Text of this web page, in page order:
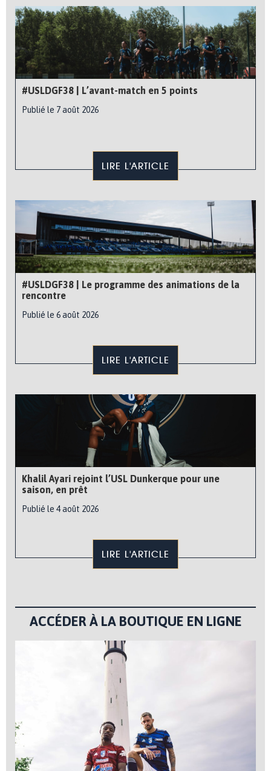
#USLDGF38 | L’avant-match en 5 points
Publié le 7 août 2026
LIRE L'ARTICLE
#USLDGF38 | Le programme des animations de la
rencontre
Publié le 6 août 2026
LIRE L'ARTICLE
Khalil Ayari rejoint l’USL Dunkerque pour une
saison, en prêt
Publié le 4 août 2026
LIRE L'ARTICLE
ACCÉDER À LA BOUTIQUE EN LIGNE